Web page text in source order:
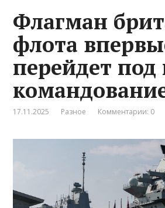
Флагман
флота
перейдет
17.11.2025 Разное Комментарии: 0